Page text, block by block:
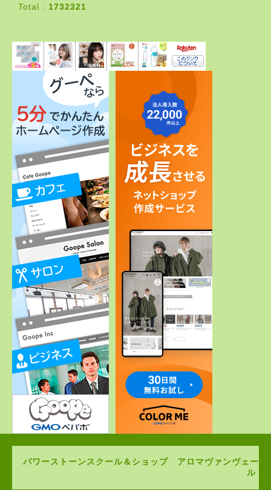
Total : 1732321
パワーストーンスクール＆ショップ アロマヴァンヴェー
ル